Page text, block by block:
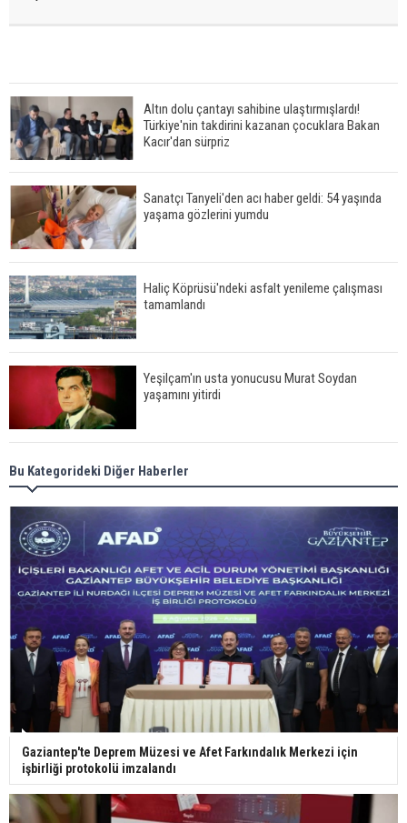
Altın dolu çantayı sahibine ulaştırmışlardı!
Türkiye'nin takdirini kazanan çocuklara Bakan
Kacır'dan sürpriz
Sanatçı Tanyeli'den acı haber geldi: 54 yaşında
yaşama gözlerini yumdu
Haliç Köprüsü'ndeki asfalt yenileme çalışması
tamamlandı
Yeşilçam'ın usta yonucusu Murat Soydan
yaşamını yitirdi
Meral Akşener ile Müsavat Dervişoğlu cenazede
görüntülendi
29 Mayıs okullar tatil mi?
Bilim kurgu gerçekleşiyor... Dondurulmuş
insanları hayata döndürecek keşif
Ünlü türkücü Mahmut Tuncer estetik operasyon
geçirdi: Son hali gündem oldu
Bu Kategorideki Diğer Haberler
Gaziantep'te Deprem Müzesi ve Afet Farkındalık Merkezi için
işbirliği protokolü imzalandı